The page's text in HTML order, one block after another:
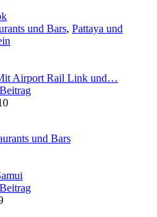
und Bars, Pattaya und
Airport Rail Link und…
und Bars